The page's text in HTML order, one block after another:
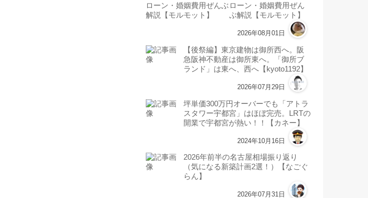
ローン・婚姻費用ぜん
ぶ解説【モルモット】
2026年08月01日
【後祭編】東京建物は御所西へ。阪
急阪神不動産は御所東へ。「御所ブ
ランド」は東へ、西へ【kyoto1192】
2026年07月29日
坪単価300万円オーバーでも「アトラ
スタワー宇都宮」はほぼ完売。LRTの
開業で宇都宮が熱い！！【カネー】
2024年10月16日
2026年前半の名古屋相場振り返り
（気になる新築計画2選！）【なごぐ
らん】
2026年07月31日